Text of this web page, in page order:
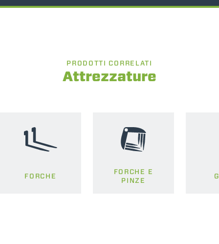
PRODOTTI CORRELATI
Attrezzature
FORCHE
FORCHE E
PINZE